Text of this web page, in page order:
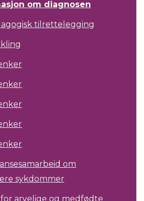
om diagnosen
tilrettelegging
om
sykdommer
arvelige og medfødte